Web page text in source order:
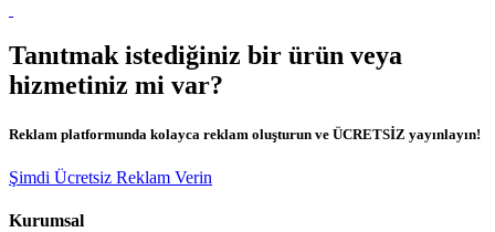
Tanıtmak istediğiniz bir ürün veya
hizmetiniz mi var?
Reklam platformunda kolayca reklam oluşturun ve ÜCRETSİZ yayınlayın!
Şimdi Ücretsiz Reklam Verin
Kurumsal